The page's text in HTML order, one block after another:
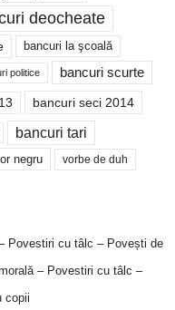
deocheate
bancuri la şcoală
politice bancuri scurte
bancuri seci 2014
bancuri tari
negru vorbe de duh
Povestiri cu tâlc – Povești de
– Povestiri cu tâlc –
copii